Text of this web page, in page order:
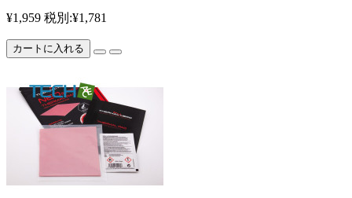
¥1,959 税別:¥1,781
カートに入れる